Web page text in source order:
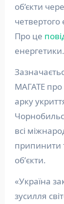
об’єкти
Про це
енергетики.
МАГАТЕ про
арку
всі
припинити
обʼєкти.
«Україна
зусилля